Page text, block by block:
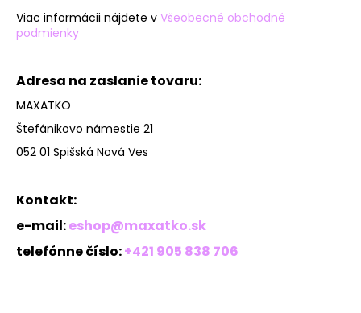
Viac informácii nájdete v Všeobecné obchodné
podmienky
Adresa na zaslanie tovaru:
MAXATKO
Štefánikovo námestie 21
052 01 Spišská Nová Ves
Kontakt:
e-mail:eshop@maxatko.sk
telefónne číslo:+421 905 838 706